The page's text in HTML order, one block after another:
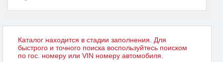
Каталог находится в стадии заполнения. Для
быстрого и точного поиска воспользуйтесь поиском
по гос. номеру или VIN номеру автомобиля.